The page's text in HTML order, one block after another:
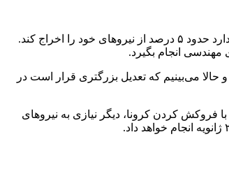
به گزارش اسکای نیوز، مایکروسافت یکی از شرکت‌هایی است که در سال ۲۰۲۲ هیچ تعدیل نیرویی مهمی نداشته است و حالا با شروع سال جدید میلادی قصد دارد حدود ۵ درصد از نیروهای خود را اخراج کند.
بود و حالا می‌بینیم که تعدیل بزرگتری قرار است در
فروکش کردن کرونا، دیگر نیازی به نیروهای